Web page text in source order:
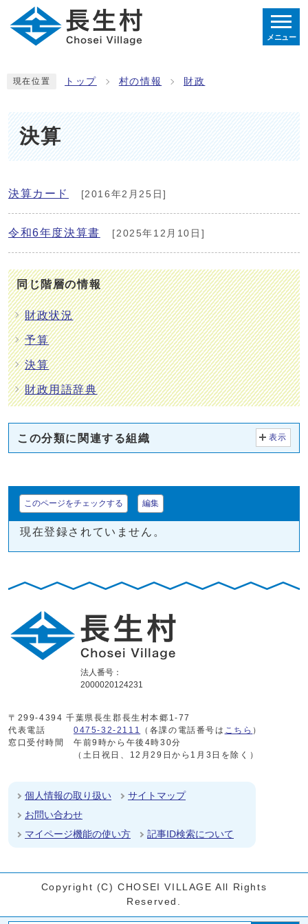
メニュー
現在位置 トップ 村の情報 財政
決算
決算カード [2016年2月25日]
令和6年度決算書 [2025年12月10日]
同じ階層の情報
財政状況
予算
決算
財政用語辞典
この分類に関連する組織 表示
このページをチェックする 編集
現在登録されていません。
法人番号：
2000020124231
〒299-4394 千葉県長生郡長生村本郷1-77
代表電話
0475-32-2111 （各課の電話番号は こちら ）
窓口受付時間
午前9時から午後4時30分
（土日祝日、12月29日から1月3日を除く）
個人情報の取り扱い
サイトマップ
お問い合わせ
マイページ機能の使い方
記事ID検索について
Copyright (C) CHOSEI VILLAGE All Rights
Reserved.